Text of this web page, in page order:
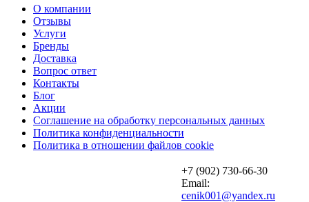
О компании
Отзывы
Услуги
Бренды
Доставка
Вопрос ответ
Контакты
Блог
Акции
Соглашение на обработку персональных данных
Политика конфиденциальности
Политика в отношении файлов cookie
+7 (902) 730-66-30
Email:
cenik001@yandex.ru